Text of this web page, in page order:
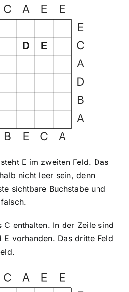
E im zweiten Feld. Das
nicht leer sein, denn
sichtbare Buchstabe und
C enthalten. In der Zeile sind
E vorhanden. Das dritte Feld